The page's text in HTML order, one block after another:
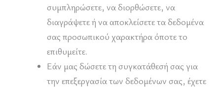
συμπληρώσετε, να διορθώσετε, να
διαγράψετε ή να αποκλείσετε τα δεδομένα
σας προσωπικού χαρακτήρα όποτε το
επιθυμείτε.
Εάν μας δώσετε τη συγκατάθεσή σας για
την επεξεργασία των δεδομένων σας, έχετε